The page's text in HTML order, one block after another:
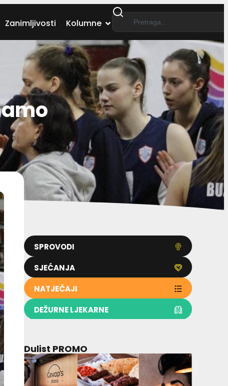
Zanimljivosti Kolumne
SPROVODI
SJEĆANJA
NATJEČAJI
DEŽURNE LJEKARNE
Dulist PROMO